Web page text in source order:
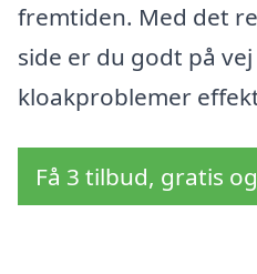
fremtiden. Med det
side er du godt på
kloakproblemer
Få 3 tilbud, gratis